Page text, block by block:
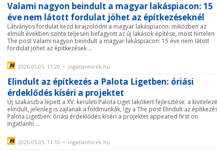
Valami nagyon beindult a magyar lakáspiacon: 15
éve nem látott fordulat jöhet az építkezéseknél
Látványos fordulat kezd kirajzolódni a magyar lakáspiacon: miközben az
elmúlt években szinte teljesen befagyott az új lakások építése, most hirtelen
The post Valami nagyon beindult a magyar lakáspiacon: 15 éve nem látott
fordulat jöhet az építkezések ...
2026.05.05. 11:20 • ingatlanhirek.hu
Elindult az építkezés a Palota Ligetben: óriási
érdeklődés kíséri a projektet
Új szakaszba lépett a XV. kerületi Palota Liget lakókert fejlesztése: a
elindult, jelenleg is zajlanak a földmunkák, így a The post Elindult az
Palota Ligetben: óriási érdeklődés kíséri a projektet appeared first on
Ingatlanhí ...
2026.05.05. 11:10 • ingatlanhirek.hu